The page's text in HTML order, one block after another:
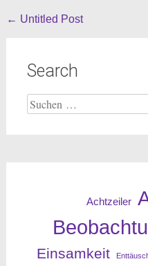
Beitragsnavigation
← Untitled Post
Search
Suche
nach:
Achtzeiler
Einsamkeit